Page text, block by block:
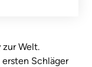
zur Welt.
Schläger